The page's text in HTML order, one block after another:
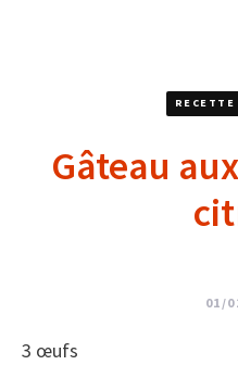
Gâteau
01/
3 œufs